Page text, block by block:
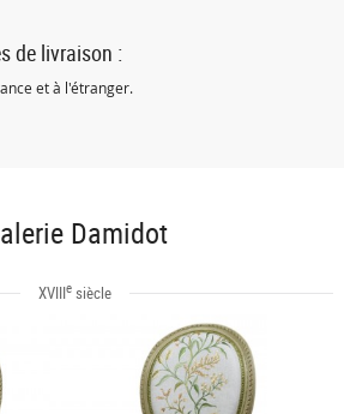
de livraison :
et à l'étranger.
Damidot
XVIIIe siècle